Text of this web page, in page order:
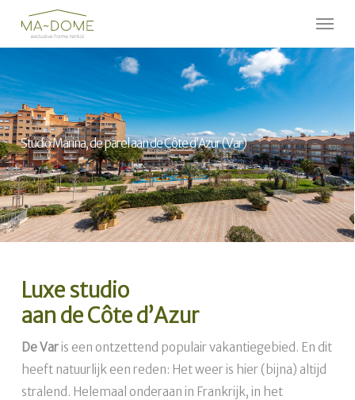
content
Menu
Studio Marina, de parel aan de Côte d’Azur (Var)
Luxe studio
aan de Côte d’Azur
De Varis een ontzettend populair vakantiegebied. En dit
heeft natuurlijk een reden: Het weer is hier (bijna) altijd
stralend. Helemaal onderaan in Frankrijk, in het
Close